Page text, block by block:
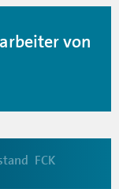
von
FCK